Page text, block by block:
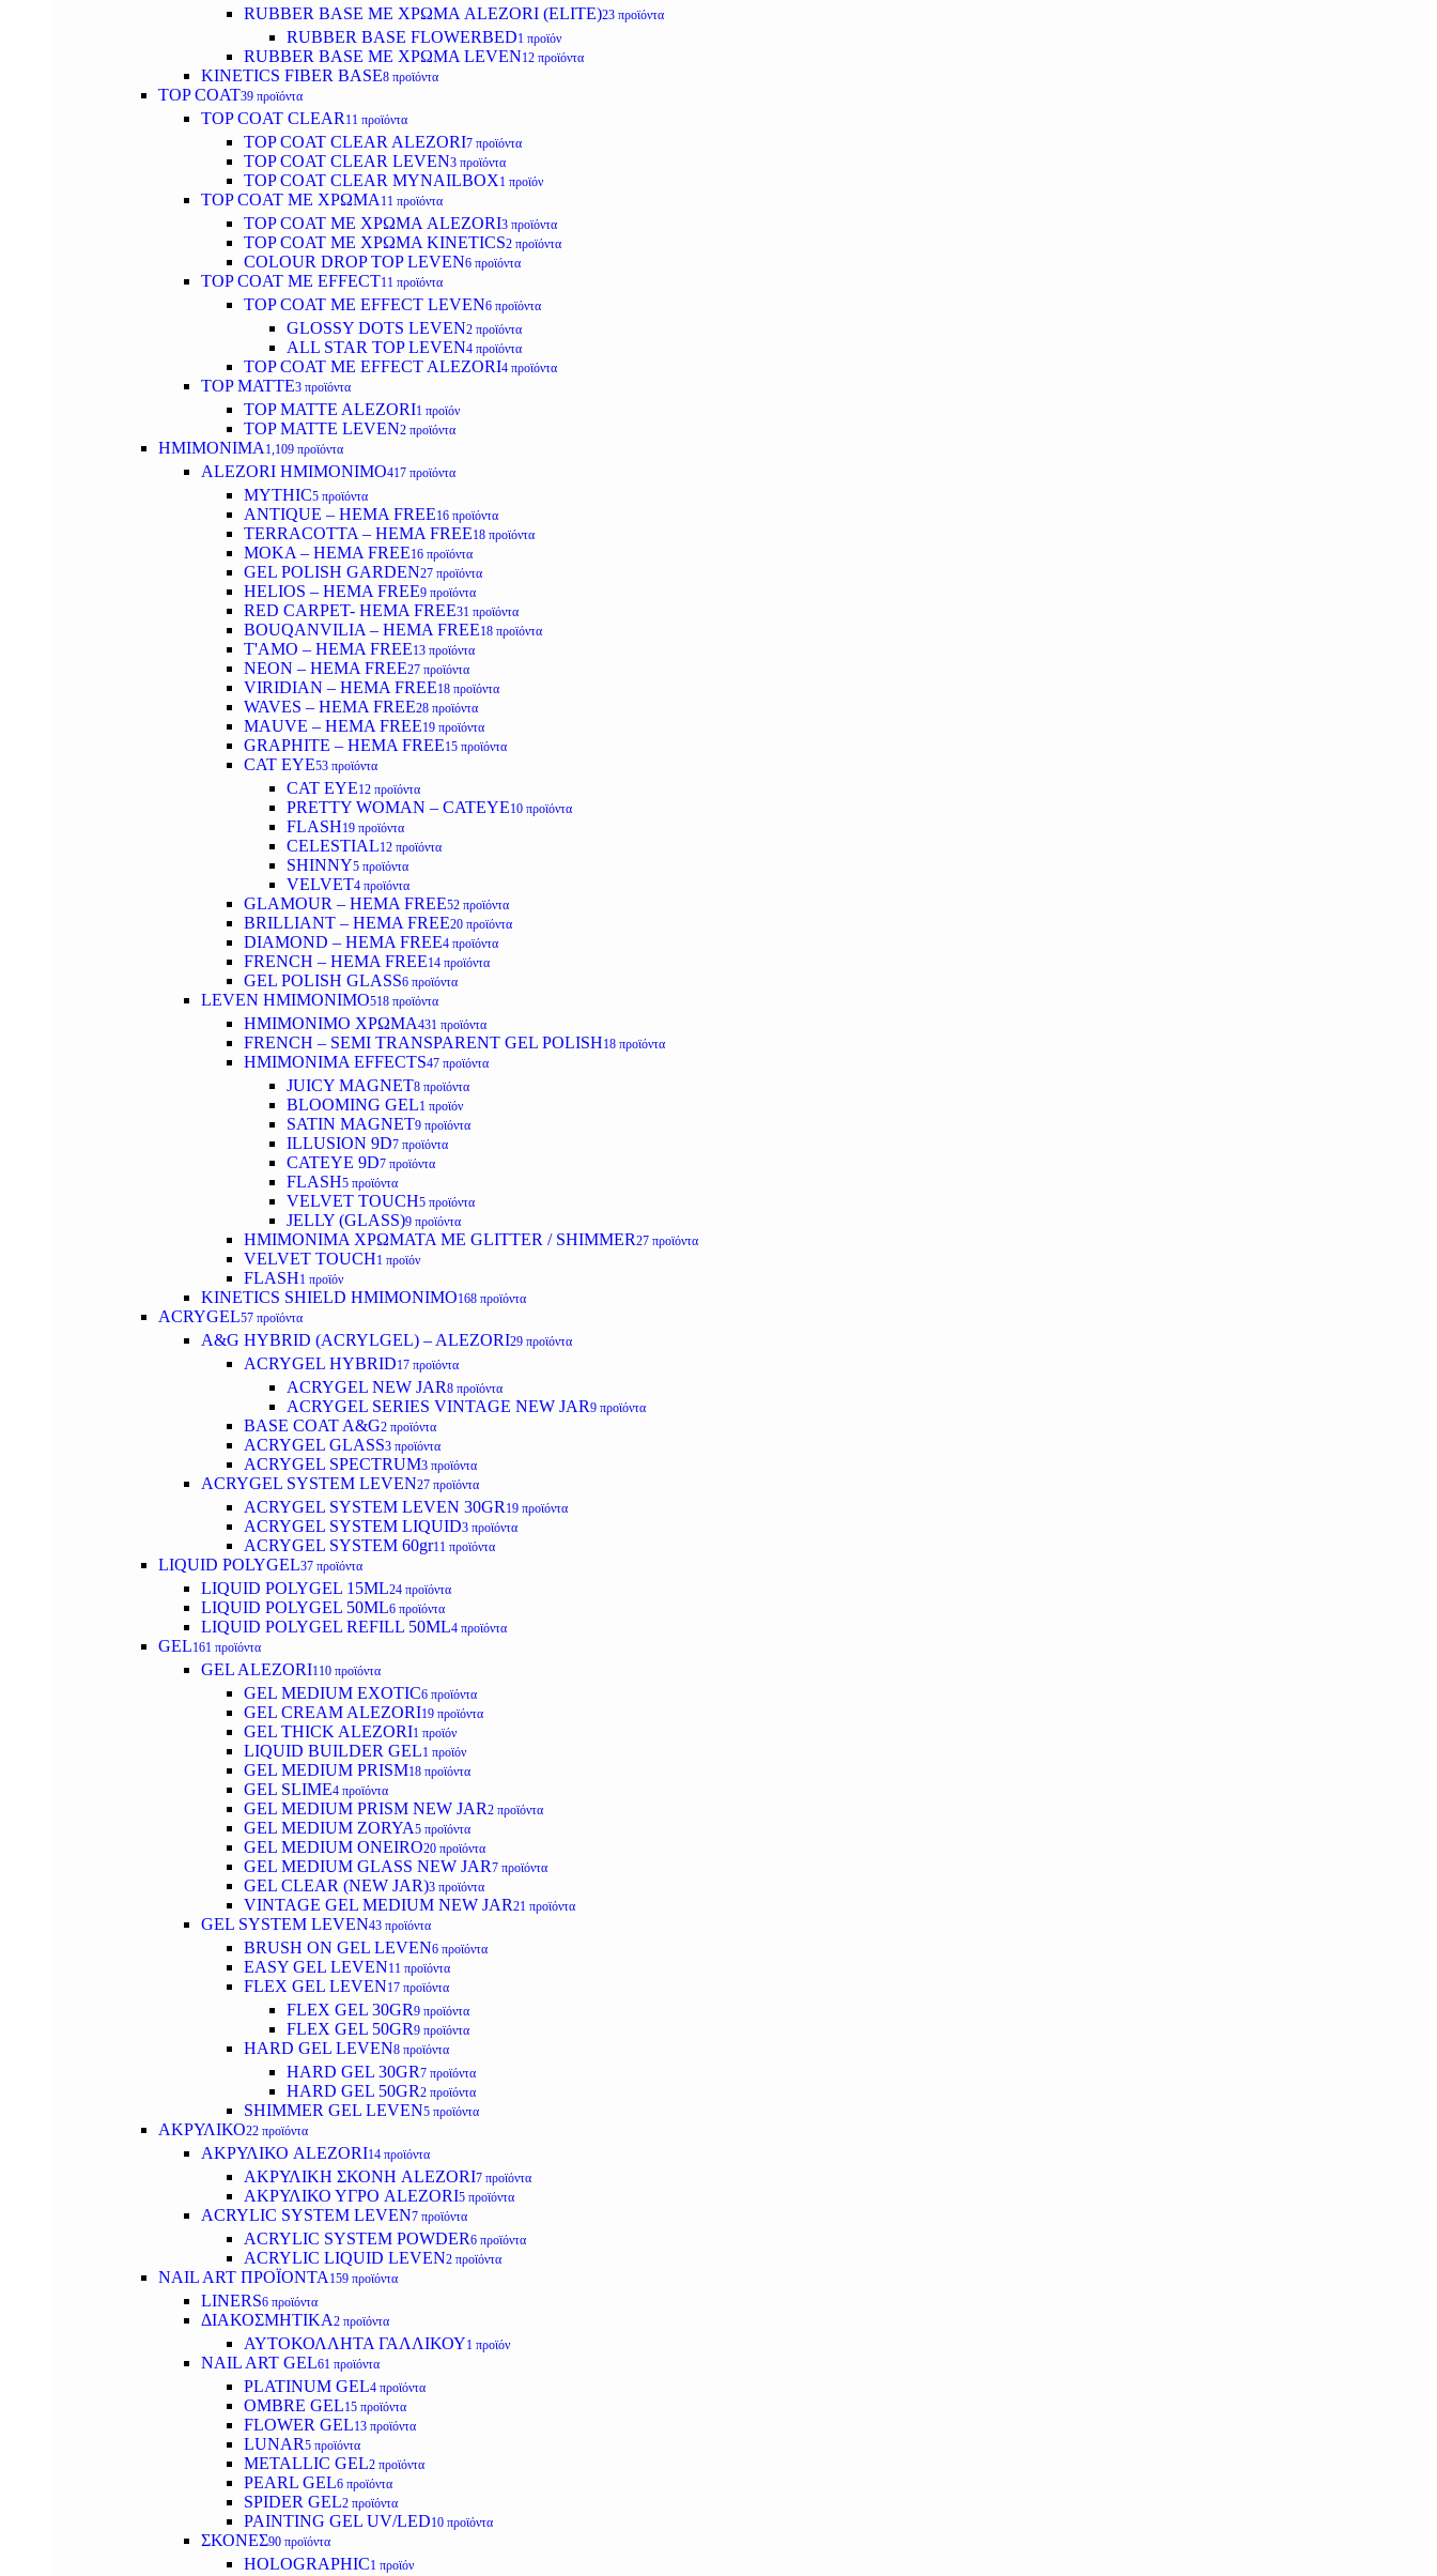
RUBBER BASE ΜΕ ΧΡΩΜΑ ALEZORI (ELITE)23 προϊόντα
RUBBER BASE FLOWERBED1 προϊόν
RUBBER BASE ΜΕ ΧΡΩΜΑ LEVEN12 προϊόντα
KINETICS FIBER BASE8 προϊόντα
TOP COAT39 προϊόντα
TOP COAT CLEAR 11 προϊόντα
TOP COAT CLEAR ALEZORI7 προϊόντα
TOP COAT CLEAR LEVEN3 προϊόντα
TOP COAT CLEAR MYNAILBOX1 προϊόν
TOP COAT ΜΕ ΧΡΩΜΑ 11 προϊόντα
TOP COAT ΜΕ ΧΡΩΜΑ ALEZORI3 προϊόντα
TOP COAT ΜΕ ΧΡΩΜΑ KINETICS2 προϊόντα
COLOUR DROP TOP LEVEN6 προϊόντα
TOP COAT ΜΕ EFFECT11 προϊόντα
TOP COAT ME EFFECT LEVEN6 προϊόντα
GLOSSY DOTS LEVEN2 προϊόντα
ALL STAR TOP LEVEN4 προϊόντα
TOP COAT ME EFFECT ALEZORI4 προϊόντα
TOP MATTE3 προϊόντα
TOP MATTE ALEZORI1 προϊόν
TOP MATTE LEVEN2 προϊόντα
ΗΜΙΜΟΝΙΜΑ 1,109 προϊόντα
ALEZORI ΗΜΙΜΟΝΙΜΟ417 προϊόντα
MYTHIC5 προϊόντα
ANTIQUE – HEMA FREE16 προϊόντα
TERRACOTTA – HEMA FREE18 προϊόντα
MOKA – HEMA FREE16 προϊόντα
GEL POLISH GARDEN27 προϊόντα
HELIOS – HEMA FREE9 προϊόντα
RED CARPET- HEMA FREE31 προϊόντα
BOUQANVILIA – HEMA FREE18 προϊόντα
T'AMO – HEMA FREE13 προϊόντα
NEON – HEMA FREE27 προϊόντα
VIRIDIAN – HEMA FREE18 προϊόντα
WAVES – HEMA FREE28 προϊόντα
MAUVE – HEMA FREE19 προϊόντα
GRAPHITE – HEMA FREE15 προϊόντα
CAT EYE53 προϊόντα
CAT EYE12 προϊόντα
PRETTY WOMAN – CATEYE10 προϊόντα
FLASH19 προϊόντα
CELESTIAL12 προϊόντα
SHINNY5 προϊόντα
VELVET4 προϊόντα
GLAMOUR – HEMA FREE52 προϊόντα
BRILLIANT – HEMA FREE20 προϊόντα
DIAMOND – HEMA FREE4 προϊόντα
FRENCH – HEMA FREE14 προϊόντα
GEL POLISH GLASS6 προϊόντα
LEVEN ΗΜΙΜΟΝΙΜΟ518 προϊόντα
ΗΜΙΜΟΝΙΜΟ ΧΡΩΜΑ431 προϊόντα
FRENCH – SEMI TRANSPARENT GEL POLISH18 προϊόντα
HMIMONIMA EFFECTS47 προϊόντα
JUICY MAGNET8 προϊόντα
BLOOMING GEL1 προϊόν
SATIN MAGNET9 προϊόντα
ILLUSION 9D7 προϊόντα
CATEYE 9D7 προϊόντα
FLASH5 προϊόντα
VELVET TOUCH5 προϊόντα
JELLY (GLASS)9 προϊόντα
ΗΜΙΜΟΝΙΜA ΧΡΩΜΑΤΑ ΜΕ GLITTER / SHIMMER27 προϊόντα
VELVET TOUCH1 προϊόν
FLASH1 προϊόν
KINETICS SHIELD ΗΜΙΜΟΝΙΜΟ168 προϊόντα
ACRYGEL57 προϊόντα
A&G HYBRID (ACRYLGEL) – ALEZORI29 προϊόντα
ACRYGEL HYBRID17 προϊόντα
ACRYGEL NEW JAR8 προϊόντα
ACRYGEL SERIES VINTAGE NEW JAR9 προϊόντα
BASE COAT A&G2 προϊόντα
ACRYGEL GLASS3 προϊόντα
ACRYGEL SPECTRUM3 προϊόντα
ACRYGEL SYSTEM LEVEN27 προϊόντα
ACRYGEL SYSTEM LEVEN 30GR 19 προϊόντα
ACRYGEL SYSTEM LIQUID3 προϊόντα
ACRYGEL SYSTEM 60gr11 προϊόντα
LIQUID POLYGEL37 προϊόντα
LIQUID POLYGEL 15ML24 προϊόντα
LIQUID POLYGEL 50ML6 προϊόντα
LIQUID POLYGEL REFILL 50ML4 προϊόντα
GEL161 προϊόντα
GEL ALEZORI110 προϊόντα
GEL MEDIUM EXOTIC6 προϊόντα
GEL CREAM ALEZORI19 προϊόντα
GEL THICK ALEZORI1 προϊόν
LIQUID BUILDER GEL1 προϊόν
GEL MEDIUM PRISM18 προϊόντα
GEL SLIME4 προϊόντα
GEL MEDIUM PRISM NEW JAR2 προϊόντα
GEL MEDIUM ZORYA5 προϊόντα
GEL MEDIUM ONEIRO20 προϊόντα
GEL MEDIUM GLASS NEW JAR7 προϊόντα
GEL CLEAR (NEW JAR)3 προϊόντα
VINTAGE GEL MEDIUM NEW JAR21 προϊόντα
GEL SYSTEM LEVEN43 προϊόντα
BRUSH ON GEL LEVEN6 προϊόντα
EASY GEL LEVEN11 προϊόντα
FLEX GEL LEVEN17 προϊόντα
FLEX GEL 30GR9 προϊόντα
FLEX GEL 50GR9 προϊόντα
HARD GEL LEVEN8 προϊόντα
HARD GEL 30GR7 προϊόντα
HARD GEL 50GR2 προϊόντα
SHIMMER GEL LEVEN5 προϊόντα
ΑΚΡΥΛΙΚΟ22 προϊόντα
ΑΚΡΥΛΙΚΟ ALEZORI14 προϊόντα
ΑΚΡΥΛΙΚΗ ΣΚΟΝΗ ALEZORI7 προϊόντα
ΑΚΡΥΛΙΚΟ ΥΓΡΟ ALEZORI5 προϊόντα
ACRYLIC SYSTEM LEVEN7 προϊόντα
ACRYLIC SYSTEM POWDER6 προϊόντα
ACRYLIC LIQUID LEVEN2 προϊόντα
NAIL ART ΠΡΟΪΟΝΤΑ 159 προϊόντα
LINERS6 προϊόντα
ΔΙΑΚΟΣΜΗΤΙΚΑ2 προϊόντα
ΑΥΤΟΚΟΛΛΗΤΑ ΓΑΛΛΙΚΟΥ1 προϊόν
NAIL ART GEL61 προϊόντα
PLATINUM GEL4 προϊόντα
OMBRE GEL15 προϊόντα
FLOWER GEL13 προϊόντα
LUNAR5 προϊόντα
METALLIC GEL2 προϊόντα
PEARL GEL6 προϊόντα
SPIDER GEL2 προϊόντα
PAINTING GEL UV/LED10 προϊόντα
ΣΚΟΝΕΣ90 προϊόντα
HOLOGRAPHIC1 προϊόν